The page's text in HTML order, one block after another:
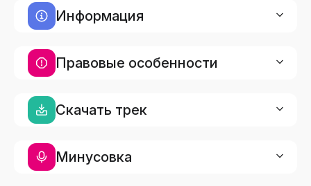
Информация
Правовые особенности
Скачать трек
Минусовка